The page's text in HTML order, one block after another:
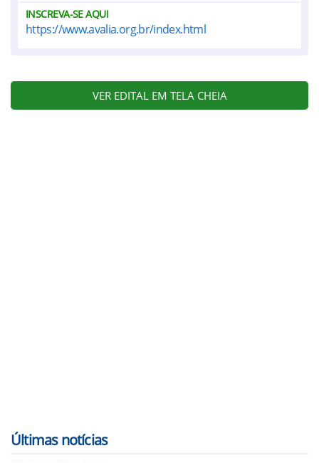
INSCREVA-SE AQUI
https://www.avalia.org.br/index.html
VER EDITAL EM TELA CHEIA
Últimas notícias